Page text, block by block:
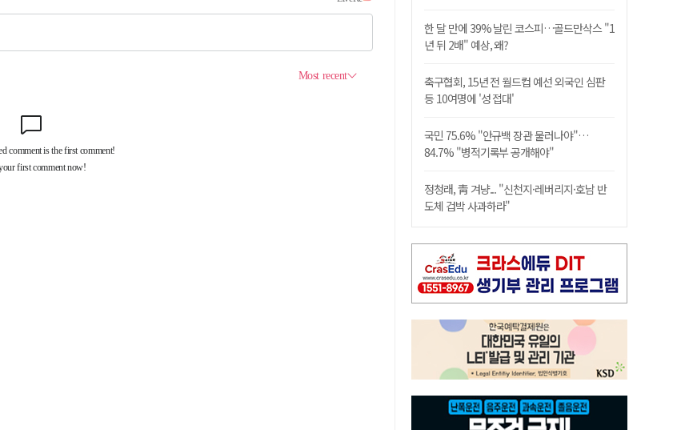
한 달 만에 39% 날린 코스피…골드만삭스 "1
년 뒤 2배" 예상, 왜?
축구협회, 15년 전 월드컵 예선 외국인 심판
등 10여명에 '성 접대'
국민 75.6% "안규백 장관 물러나야"…
84.7% "병적기록부 공개해야"
정청래, 靑 겨냥... "신천지·레버리지·호남 반
도체 겁박 사과하라"